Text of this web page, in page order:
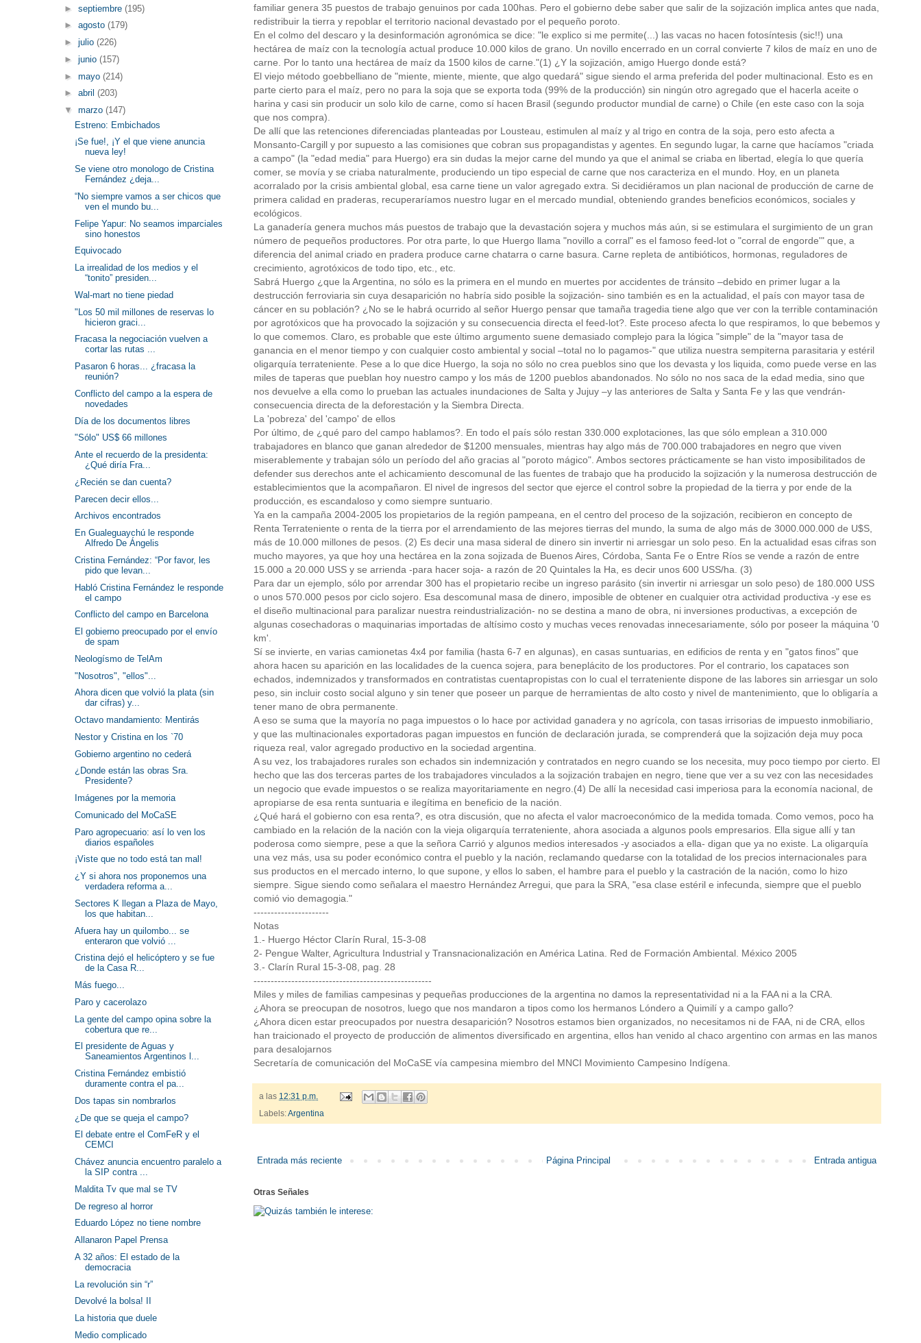
familiar genera 35 puestos de trabajo genuinos por cada 100has. Pero el gobierno debe saber que salir de la sojización implica antes que nada,
redistribuir la tierra y repoblar el territorio nacional devastado por el pequeño poroto.
En el colmo del descaro y la desinformación agronómica se dice: "le explico si me permite(...) las vacas no hacen fotosíntesis (sic!!) una
hectárea de maíz con la tecnología actual produce 10.000 kilos de grano. Un novillo encerrado en un corral convierte 7 kilos de maíz en uno de
carne. Por lo tanto una hectárea de maíz da 1500 kilos de carne."(1) ¿Y la sojización, amigo Huergo donde está?
El viejo método goebbelliano de "miente, miente, miente, que algo quedará" sigue siendo el arma preferida del poder multinacional. Esto es en
parte cierto para el maíz, pero no para la soja que se exporta toda (99% de la producción) sin ningún otro agregado que el hacerla aceite o
harina y casi sin producir un solo kilo de carne, como sí hacen Brasil (segundo productor mundial de carne) o Chile (en este caso con la soja
que nos compra).
De allí que las retenciones diferenciadas planteadas por Lousteau, estimulen al maíz y al trigo en contra de la soja, pero esto afecta a
Monsanto-Cargill y por supuesto a las comisiones que cobran sus propagandistas y agentes. En segundo lugar, la carne que hacíamos "criada
a campo" (la "edad media" para Huergo) era sin dudas la mejor carne del mundo ya que el animal se criaba en libertad, elegía lo que quería
comer, se movía y se criaba naturalmente, produciendo un tipo especial de carne que nos caracteriza en el mundo. Hoy, en un planeta
acorralado por la crisis ambiental global, esa carne tiene un valor agregado extra. Si decidiéramos un plan nacional de producción de carne de
primera calidad en praderas, recuperaríamos nuestro lugar en el mercado mundial, obteniendo grandes beneficios económicos, sociales y
ecológicos.
La ganadería genera muchos más puestos de trabajo que la devastación sojera y muchos más aún, si se estimulara el surgimiento de un gran
número de pequeños productores. Por otra parte, lo que Huergo llama "novillo a corral" es el famoso feed-lot o "corral de engorde'" que, a
diferencia del animal criado en pradera produce carne chatarra o carne basura. Carne repleta de antibióticos, hormonas, reguladores de
crecimiento, agrotóxicos de todo tipo, etc., etc.
Sabrá Huergo ¿que la Argentina, no sólo es la primera en el mundo en muertes por accidentes de tránsito –debido en primer lugar a la
destrucción ferroviaria sin cuya desaparición no habría sido posible la sojización- sino también es en la actualidad, el país con mayor tasa de
cáncer en su población? ¿No se le habrá ocurrido al señor Huergo pensar que tamaña tragedia tiene algo que ver con la terrible contaminación
por agrotóxicos que ha provocado la sojización y su consecuencia directa el feed-lot?. Este proceso afecta lo que respiramos, lo que bebemos y
lo que comemos. Claro, es probable que este último argumento suene demasiado complejo para la lógica "simple" de la "mayor tasa de
ganancia en el menor tiempo y con cualquier costo ambiental y social –total no lo pagamos-" que utiliza nuestra sempiterna parasitaria y estéril
oligarquía terrateniente. Pese a lo que dice Huergo, la soja no sólo no crea pueblos sino que los devasta y los liquida, como puede verse en las
miles de taperas que pueblan hoy nuestro campo y los más de 1200 pueblos abandonados. No sólo no nos saca de la edad media, sino que
nos devuelve a ella como lo prueban las actuales inundaciones de Salta y Jujuy –y las anteriores de Salta y Santa Fe y las que vendrán-
consecuencia directa de la deforestación y la Siembra Directa.
La 'pobreza' del 'campo' de ellos
Por último, de ¿qué paro del campo hablamos?. En todo el país sólo restan 330.000 explotaciones, las que sólo emplean a 310.000
trabajadores en blanco que ganan alrededor de $1200 mensuales, mientras hay algo más de 700.000 trabajadores en negro que viven
miserablemente y trabajan sólo un período del año gracias al "poroto mágico". Ambos sectores prácticamente se han visto imposibilitados de
defender sus derechos ante el achicamiento descomunal de las fuentes de trabajo que ha producido la sojización y la numerosa destrucción de
establecimientos que la acompañaron. El nivel de ingresos del sector que ejerce el control sobre la propiedad de la tierra y por ende de la
producción, es escandaloso y como siempre suntuario.
Ya en la campaña 2004-2005 los propietarios de la región pampeana, en el centro del proceso de la sojización, recibieron en concepto de
Renta Terrateniente o renta de la tierra por el arrendamiento de las mejores tierras del mundo, la suma de algo más de 3000.000.000 de U$S,
más de 10.000 millones de pesos. (2) Es decir una masa sideral de dinero sin invertir ni arriesgar un solo peso. En la actualidad esas cifras son
mucho mayores, ya que hoy una hectárea en la zona sojizada de Buenos Aires, Córdoba, Santa Fe o Entre Ríos se vende a razón de entre
15.000 a 20.000 USS y se arrienda -para hacer soja- a razón de 20 Quintales la Ha, es decir unos 600 USS/ha. (3)
Para dar un ejemplo, sólo por arrendar 300 has el propietario recibe un ingreso parásito (sin invertir ni arriesgar un solo peso) de 180.000 USS
o unos 570.000 pesos por ciclo sojero. Esa descomunal masa de dinero, imposible de obtener en cualquier otra actividad productiva -y ese es
el diseño multinacional para paralizar nuestra reindustrialización- no se destina a mano de obra, ni inversiones productivas, a excepción de
algunas cosechadoras o maquinarias importadas de altísimo costo y muchas veces renovadas innecesariamente, sólo por poseer la máquina '0
km'.
Sí se invierte, en varias camionetas 4x4 por familia (hasta 6-7 en algunas), en casas suntuarias, en edificios de renta y en "gatos finos" que
ahora hacen su aparición en las localidades de la cuenca sojera, para beneplácito de los productores. Por el contrario, los capataces son
echados, indemnizados y transformados en contratistas cuentapropistas con lo cual el terrateniente dispone de las labores sin arriesgar un solo
peso, sin incluir costo social alguno y sin tener que poseer un parque de herramientas de alto costo y nivel de mantenimiento, que lo obligaría a
tener mano de obra permanente.
A eso se suma que la mayoría no paga impuestos o lo hace por actividad ganadera y no agrícola, con tasas irrisorias de impuesto inmobiliario,
y que las multinacionales exportadoras pagan impuestos en función de declaración jurada, se comprenderá que la sojización deja muy poca
riqueza real, valor agregado productivo en la sociedad argentina.
A su vez, los trabajadores rurales son echados sin indemnización y contratados en negro cuando se los necesita, muy poco tiempo por cierto. El
hecho que las dos terceras partes de los trabajadores vinculados a la sojización trabajen en negro, tiene que ver a su vez con las necesidades
un negocio que evade impuestos o se realiza mayoritariamente en negro.(4) De allí la necesidad casi imperiosa para la economía nacional, de
apropiarse de esa renta suntuaria e ilegítima en beneficio de la nación.
¿Qué hará el gobierno con esa renta?, es otra discusión, que no afecta el valor macroeconómico de la medida tomada. Como vemos, poco ha
cambiado en la relación de la nación con la vieja oligarquía terrateniente, ahora asociada a algunos pools empresarios. Ella sigue allí y tan
poderosa como siempre, pese a que la señora Carrió y algunos medios interesados -y asociados a ella- digan que ya no existe. La oligarquía
una vez más, usa su poder económico contra el pueblo y la nación, reclamando quedarse con la totalidad de los precios internacionales para
sus productos en el mercado interno, lo que supone, y ellos lo saben, el hambre para el pueblo y la castración de la nación, como lo hizo
siempre. Sigue siendo como señalara el maestro Hernández Arregui, que para la SRA, "esa clase estéril e infecunda, siempre que el pueblo
comió vio demagogia."
----------------------
Notas
1.- Huergo Héctor Clarín Rural, 15-3-08
2- Pengue Walter, Agricultura Industrial y Transnacionalización en América Latina. Red de Formación Ambiental. México 2005
3.- Clarín Rural 15-3-08, pag. 28
----------------------------------------------------
Miles y miles de familias campesinas y pequeñas producciones de la argentina no damos la representatividad ni a la FAA ni a la CRA.
¿Ahora se preocupan de nosotros, luego que nos mandaron a tipos como los hermanos Lóndero a Quimilí y a campo gallo?
¿Ahora dicen estar preocupados por nuestra desaparición? Nosotros estamos bien organizados, no necesitamos ni de FAA, ni de CRA, ellos
han traicionado el proyecto de producción de alimentos diversificado en argentina, ellos han venido al chaco argentino con armas en las manos
para desalojarnos
Secretaría de comunicación del MoCaSE vía campesina miembro del MNCI Movimiento Campesino Indígena.
a las 12:31 p.m.
Labels:Argentina
Entrada más reciente Entrada antigua
Página Principal
Otras Señales
► septiembre (195)
► agosto (179)
► julio (226)
► junio (157)
► mayo (214)
► abril (203)
▼ marzo (147)
Estreno: Embichados
¡Se fue!, ¡Y el que viene anuncia
nueva ley!
Se viene otro monologo de Cristina
Fernández ¿deja...
“No siempre vamos a ser chicos que
ven el mundo bu...
Felipe Yapur: No seamos imparciales
sino honestos
Equivocado
La irrealidad de los medios y el
“tonito” presiden...
Wal-mart no tiene piedad
"Los 50 mil millones de reservas lo
hicieron graci...
Fracasa la negociación vuelven a
cortar las rutas ...
Pasaron 6 horas... ¿fracasa la
reunión?
Conflicto del campo a la espera de
novedades
Día de los documentos libres
"Sólo" US$ 66 millones
Ante el recuerdo de la presidenta:
¿Qué diría Fra...
¿Recién se dan cuenta?
Parecen decir ellos...
Archivos encontrados
En Gualeguaychú le responde
Alfredo De Ángelis
Cristina Fernández: “Por favor, les
pido que levan...
Habló Cristina Fernández le responde
el campo
Conflicto del campo en Barcelona
El gobierno preocupado por el envío
de spam
Neologísmo de TelAm
"Nosotros", "ellos"...
Ahora dicen que volvió la plata (sin
dar cifras) y...
Octavo mandamiento: Mentirás
Nestor y Cristina en los `70
Gobierno argentino no cederá
¿Donde están las obras Sra.
Presidente?
Imágenes por la memoria
Comunicado del MoCaSE
Paro agropecuario: así lo ven los
diarios españoles
¡Viste que no todo está tan mal!
¿Y si ahora nos proponemos una
verdadera reforma a...
Sectores K llegan a Plaza de Mayo,
los que habitan...
Afuera hay un quilombo... se
enteraron que volvió ...
Cristina dejó el helicóptero y se fue
de la Casa R...
Más fuego...
Paro y cacerolazo
La gente del campo opina sobre la
cobertura que re...
El presidente de Aguas y
Saneamientos Argentinos l...
Cristina Fernández embistió
duramente contra el pa...
Dos tapas sin nombrarlos
¿De que se queja el campo?
El debate entre el ComFeR y el
CEMCI
Chávez anuncia encuentro paralelo a
la SIP contra ...
Maldita Tv que mal se TV
De regreso al horror
Eduardo López no tiene nombre
Allanaron Papel Prensa
A 32 años: El estado de la
democracia
La revolución sin “r”
Devolvé la bolsa! II
La historia que duele
Medio complicado